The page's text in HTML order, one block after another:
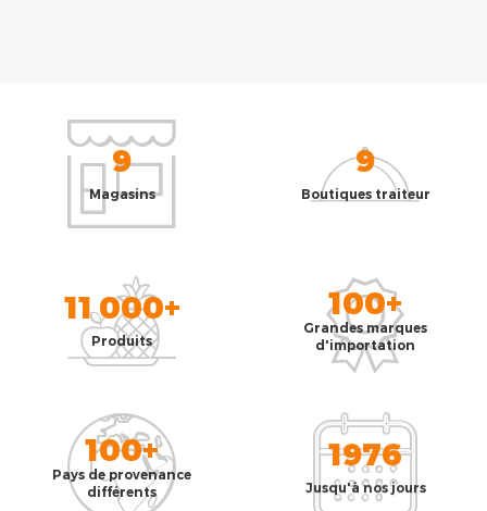
9
Magasins
9
Boutiques traiteur
11 000+
Produits
100+
Grandes marques
d'importation
100+
Pays de provenance
différents
1976
Jusqu'à nos jours